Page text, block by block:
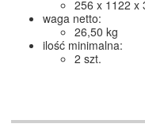
256 x 1122 x
waga netto:
26,50 kg
ilość minimalna:
2 szt.